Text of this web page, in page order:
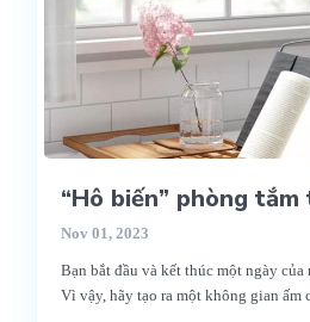
“Hô biến” phòng
Nov 01, 2023
Bạn bắt đầu và kết thúc một ngày
Vì vậy, hãy tạo ra một không gian ấm